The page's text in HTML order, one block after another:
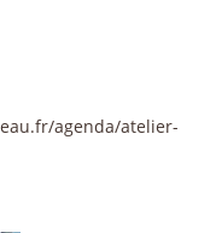
agenda/atelier-